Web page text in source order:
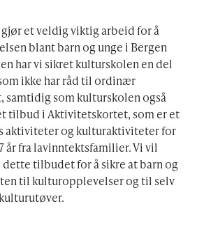
et veldig viktig arbeid for å
blant barn og unge i Bergen
har vi sikret kulturskolen en del
ikke har råd til ordinær
samtidig som kulturskolen også
tilbud i Aktivitetskortet, som er et
aktiviteter og kulturaktiviteter for
år fra lavinntektsfamilier. Vi vil
tilbudet for å sikre at barn og
til kulturopplevelser og til selv